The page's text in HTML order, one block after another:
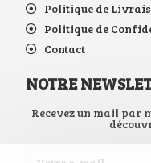
Politique de
Politique de
Contact
NOTRE
Recevez un mail par